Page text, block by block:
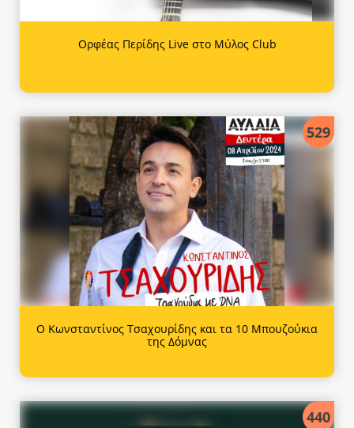
Ορφέας Περίδης Live στο Μύλος Club
529
Ο Κωνσταντίνος Τσαχουρίδης και τα 10 Μπουζούκια
της Δόμνας
440